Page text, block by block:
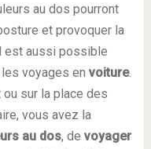
au dos pourront
et provoquer la
est aussi possible
voyages en voiture.
sur la place des
vous avez la
au dos, de voyager